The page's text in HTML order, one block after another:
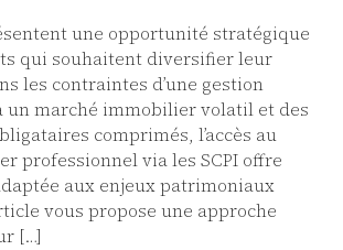
une opportunité stratégique
qui souhaitent diversifier leur
les contraintes d’une gestion
un marché immobilier volatil et des
comprimés, l’accès au
professionnel via les SCPI offre
aux enjeux patrimoniaux
vous propose une approche
[…]